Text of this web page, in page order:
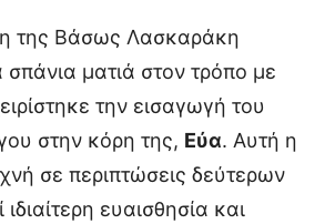
της Βάσως Λασκαράκη
ματιά στον τρόπο με
την εισαγωγή του
στην κόρη της, Εύα. Αυτή η
σε περιπτώσεις δεύτερων
ευαισθησία και